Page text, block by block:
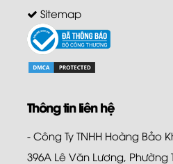
Sitemap
Thông tin liên hệ
- Công Ty TNHH Hoàng Bảo
396A Lê Văn Lương, Phường